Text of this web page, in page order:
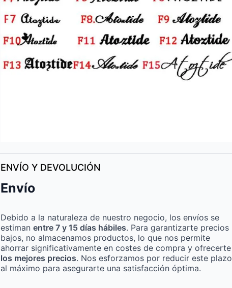
ENVÍO Y DEVOLUCIÓN
Envío
Debido a la naturaleza de nuestro negocio, los envíos se
estiman entre 7 y 15 días hábiles. Para garantizarte precios
bajos, no almacenamos productos, lo que nos permite
ahorrar significativamente en costes de compra y ofrecerte
los mejores precios. Nos esforzamos por reducir este plazo
al máximo para asegurarte una satisfacción óptima.